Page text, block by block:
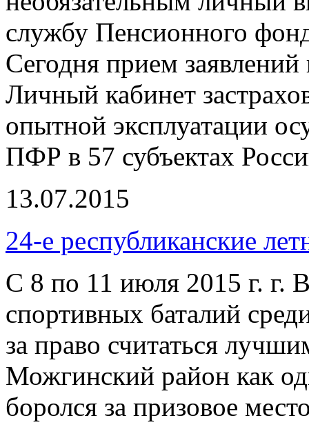
службу Пенсионного
Сегодня прием заявлений
Личный кабинет
опытной эксплуатации
ПФР в 57 субъектах
13.07.2015
24-е республиканские
С 8 по 11 июля 2015 г. г.
спортивных баталий
за право считаться
Можгинский район как
боролся за призовое